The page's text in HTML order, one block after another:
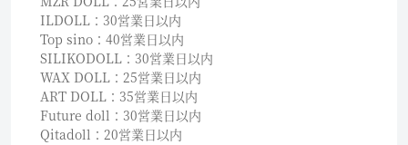
ILDOLL：30営業日以内
Top sino：40営業日以内
SILIKODOLL：30営業日以内
WAX DOLL：25営業日以内
ART DOLL：35営業日以内
Future doll：30営業日以内
Qitadoll：20営業日以内